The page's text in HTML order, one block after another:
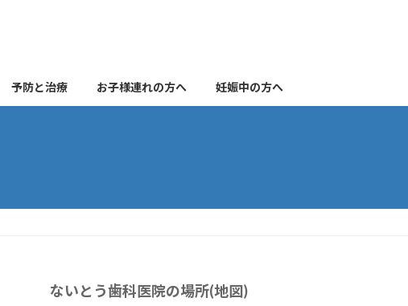
予防と治療 お子様連れの方へ 妊娠中の方へ
ないとう歯科医院の場所(地図)